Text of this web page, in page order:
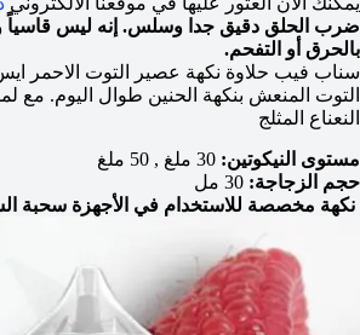
ضرب الحلق دقيق جدا وسلس. إنه ليس
بالحرق أو التفحم.
سناب فيب حلاوة نكهة عصير التوت الاحمر
التوت المنعش بنكهة الحنين طوال اليوم. مع
النعناع المثلج
مستوى النيكوتين:
حجم الزجاجة:
نكهة مخصصة للاستخدام في الأجهزة سحبة